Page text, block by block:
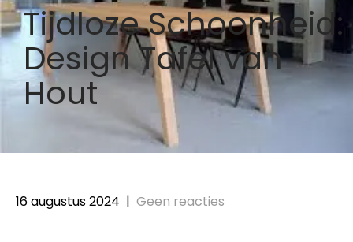
Tijdloze Schoonheid:
Design Tafel van
Hout
16 augustus 2024 | Geen reacties